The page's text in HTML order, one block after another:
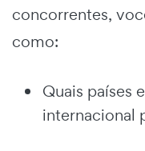
concorrentes,
como:
Quais países
internacional